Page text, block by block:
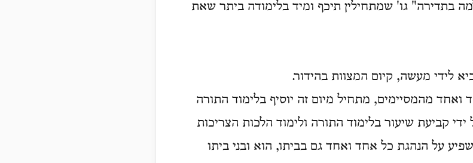
בתדירה" גו' שמתחילין תיכף ומיד בלימודה ביתר שאת
לידי מעשה, קיום המצוות בהידור.
מהמסיימים, מתחיל מיום זה יוסיף בלימוד התורה
קביעת שיעור בלימוד התורה ולימוד הלכות הצריכות
על הנהגת כל אחד ואחד גם בביתו, הוא ובני ביתו